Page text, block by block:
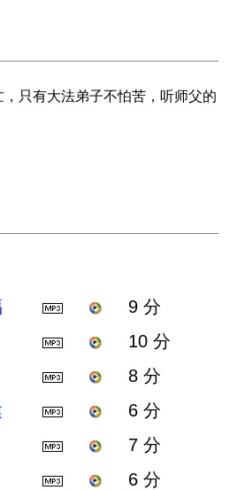
只有大法弟子不怕苦，听师父的
9 分
10 分
8 分
6 分
7 分
6 分